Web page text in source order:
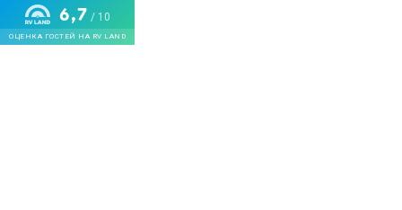
6,7 / 10
ОЦЕНКА ГОСТЕЙ НА RV LAND